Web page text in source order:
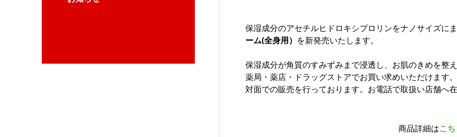
保湿成分のアセチルヒドロキシプロリンをナノサイズに
ーム(全身用） を新発売いたします。
保湿成分が角質のすみずみまで浸透し、お肌のきめを整
薬局・薬店・ドラッグストアでお買い求めいただけます。
対面での販売を行っております。お電話で取扱い店舗へ
商品詳細はこ